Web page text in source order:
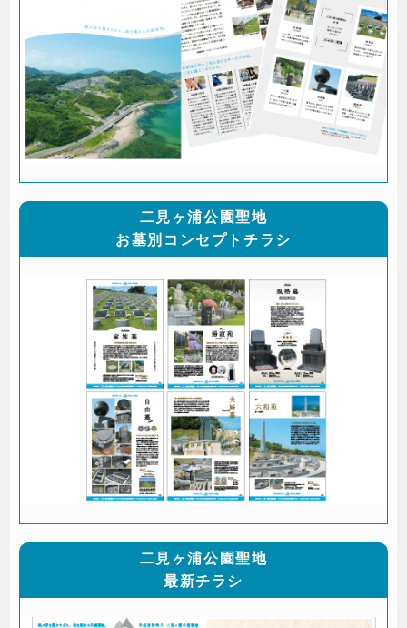
二見ヶ浦公園聖地
お墓別コンセプトチラシ
二見ヶ浦公園聖地
最新チラシ